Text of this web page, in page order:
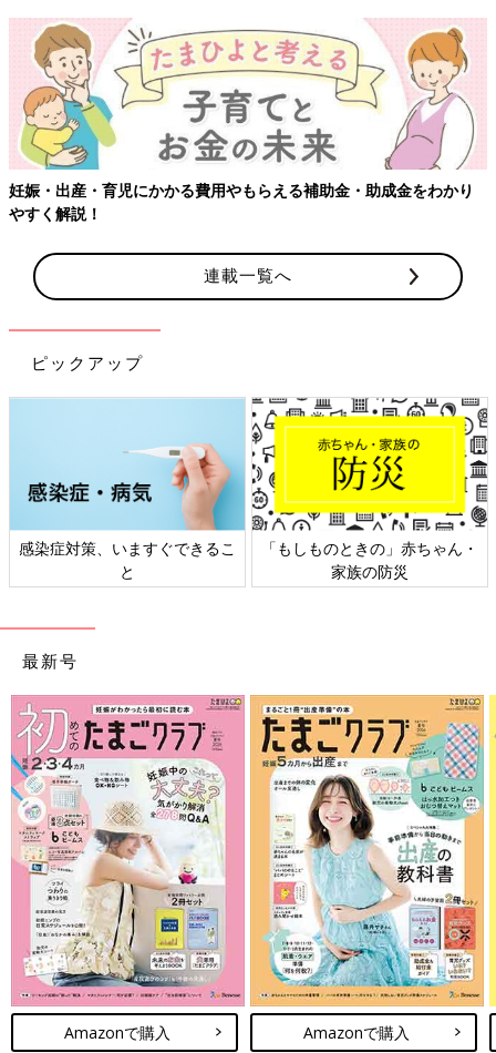
らえる補助金・助成金をわかり
【ワクチン接種できるものも】
連載一覧へ
ピックアップ
るこ
「もしものときの」赤ちゃん・
日本外来小児科学会リー
ト検討会
最新号
Amazonで購入 Amazonで購入